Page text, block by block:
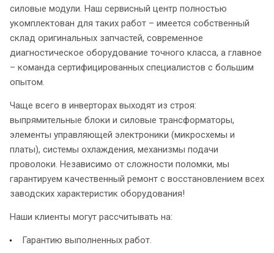
силовые модули. Наш сервисный центр полностью
укомплектован для таких работ – имеется собственный
склад оригинальных запчастей, современное
диагностическое оборудование точного класса, а главное
– команда сертифицированных специалистов с большим
опытом.
Чаще всего в инверторах выходят из строя:
выпрямительные блоки и силовые трансформаторы,
элементы управляющей электроники (микросхемы и
платы), системы охлаждения, механизмы подачи
проволоки. Независимо от сложности поломки, мы
гарантируем качественный ремонт с восстановлением всех
заводских характеристик оборудования!
Наши клиенты могут рассчитывать на:
Гарантию выполненных работ.